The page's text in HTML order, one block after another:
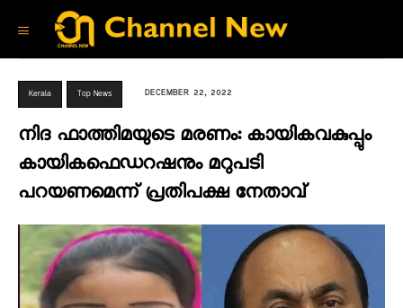
Kerala Top News DECEMBER 22, 2022
നിദ ഫാത്തിമയുടെ മരണം: കായികവകുപ്പും
കായികഫെഡറഷനും മറുപടി
പറയണമെന്ന് പ്രതിപക്ഷ നേതാവ്